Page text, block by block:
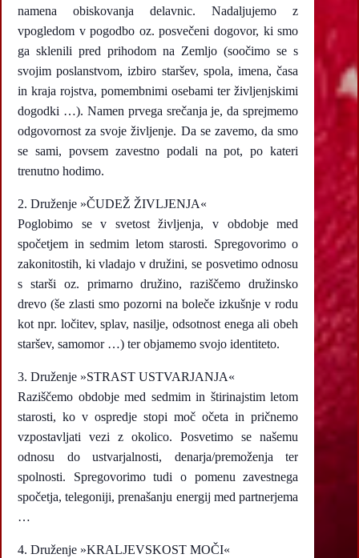
namena obiskovanja delavnic. Nadaljujemo z
vpogledom v pogodbo oz. posvečeni dogovor, ki smo
ga sklenili pred prihodom na Zemljo (soočimo se s
svojim poslanstvom, izbiro staršev, spola, imena, časa
in kraja rojstva, pomembnimi osebami ter življenjskimi
dogodki …). Namen prvega srečanja je, da sprejmemo
odgovornost za svoje življenje. Da se zavemo, da smo
se sami, povsem zavestno podali na pot, po kateri
trenutno hodimo.
2. Druženje »ČUDEŽ ŽIVLJENJA«
Poglobimo se v svetost življenja, v obdobje med
spočetjem in sedmim letom starosti. Spregovorimo o
zakonitostih, ki vladajo v družini, se posvetimo odnosu
s starši oz. primarno družino, raziščemo družinsko
drevo (še zlasti smo pozorni na boleče izkušnje v rodu
kot npr. ločitev, splav, nasilje, odsotnost enega ali obeh
staršev, samomor …) ter objamemo svojo identiteto.
3. Druženje »STRAST USTVARJANJA«
Raziščemo obdobje med sedmim in štirinajstim letom
starosti, ko v ospredje stopi moč očeta in pričnemo
vzpostavljati vezi z okolico. Posvetimo se našemu
odnosu do ustvarjalnosti, denarja/premoženja ter
spolnosti. Spregovorimo tudi o pomenu zavestnega
spočetja, telegoniji, prenašanju energij med partnerjema
…
4. Druženje »KRALJEVSKOST MOČI«